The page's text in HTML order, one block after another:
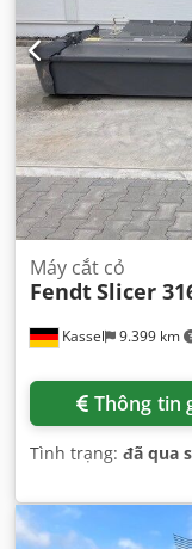
Kassel 9.399 km
Máy cắt cỏ
FendtSlicer
Thông tin
Tình trạng: đã qua